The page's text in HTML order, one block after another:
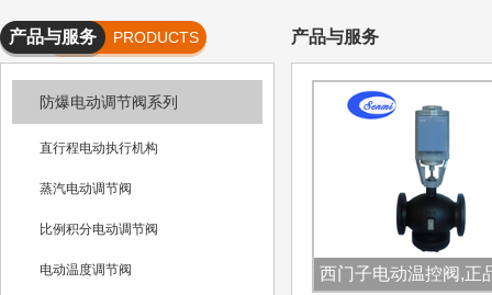
产品与服务
PRODUCTS
SERVICES
防爆电动调节阀系列
直行程电动执行机构
蒸汽电动调节阀
比例积分电动调节阀
电动温度调节阀
产品与服务
西门子电动温控阀,正